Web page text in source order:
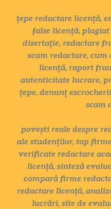
țepe redactare licență,
false licență,
disertație, redactare
scam redactare,
licență, raport
autenticitate lucrare,
țepe, denunț
scam
povești reale despre
ale studenților, top
verificate redactare
licență, sinteză
compară firme
redactare licență,
lucrări, site de